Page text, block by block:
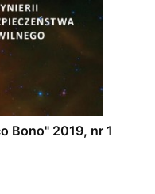
Bono" 2019, nr 1